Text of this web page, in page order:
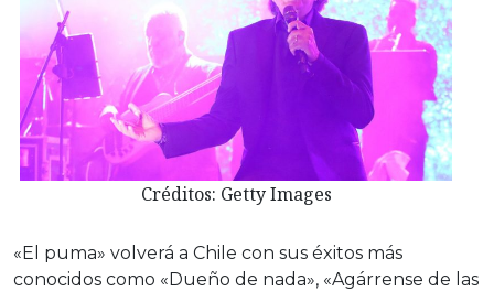
Créditos: Getty Images
«El puma» volverá a Chile con sus éxitos más
conocidos como «Dueño de nada», «Agárrense de las